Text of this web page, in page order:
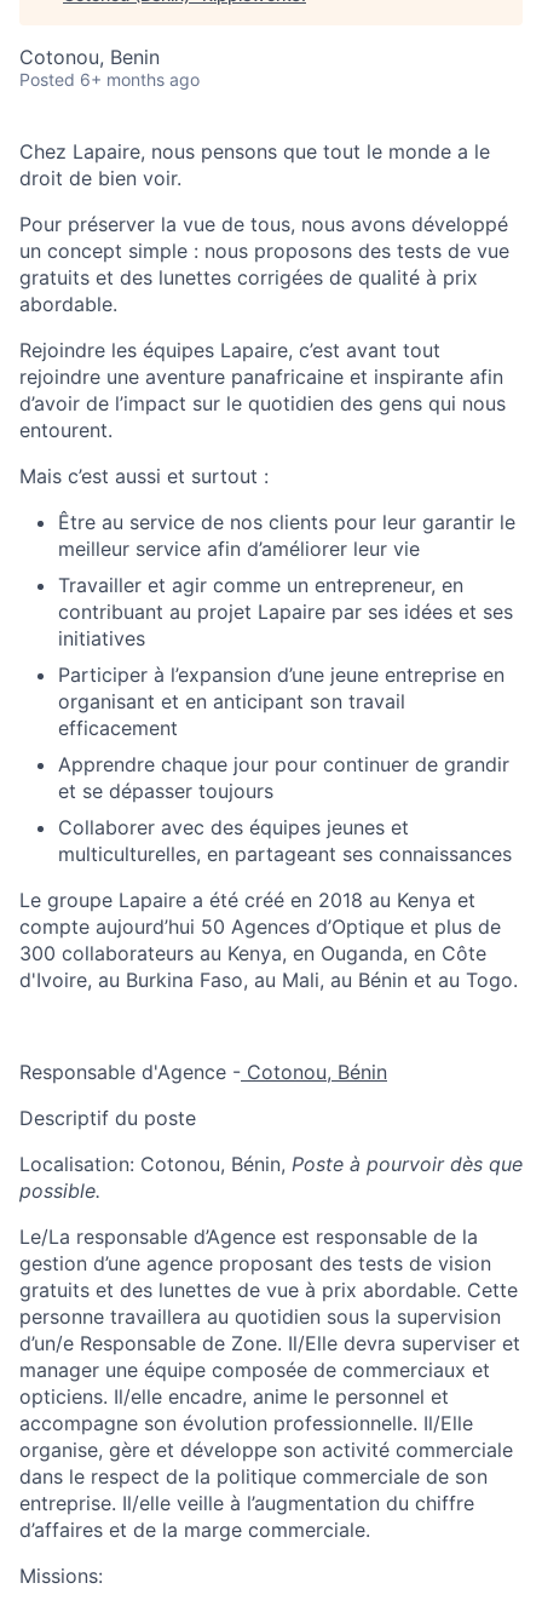
Cotonou, Benin
Posted 6+ months ago
Chez Lapaire, nous pensons que tout le monde a le
droit de bien voir.
Pour préserver la vue de tous, nous avons développé
un concept simple : nous proposons des tests de vue
gratuits et des lunettes corrigées de qualité à prix
abordable.
Rejoindre les équipes Lapaire, c’est avant tout
rejoindre une aventure panafricaine et inspirante afin
d’avoir de l’impact sur le quotidien des gens qui nous
entourent.
Mais c’est aussi et surtout :
Être au service de nos clients pour leur garantir le
meilleur service afin d’améliorer leur vie
Travailler et agir comme un entrepreneur, en
contribuant au projet Lapaire par ses idées et ses
initiatives
Participer à l’expansion d’une jeune entreprise en
organisant et en anticipant son travail
efficacement
Apprendre chaque jour pour continuer de grandir
et se dépasser toujours
Collaborer avec des équipes jeunes et
multiculturelles, en partageant ses connaissances
Le groupe Lapaire a été créé en 2018 au Kenya et
compte aujourd’hui 50 Agences d’Optique et plus de
300 collaborateurs au Kenya, en Ouganda, en Côte
d'Ivoire, au Burkina Faso, au Mali, au Bénin et au Togo.
Responsable d'Agence - Cotonou, Bénin
Descriptif du poste
Localisation: Cotonou, Bénin, Poste à pourvoir dès que
possible.
Le/La responsable d’Agence est responsable de la
gestion d’une agence proposant des tests de vision
gratuits et des lunettes de vue à prix abordable. Cette
personne travaillera au quotidien sous la supervision
d’un/e Responsable de Zone. Il/Elle devra superviser et
manager une équipe composée de commerciaux et
opticiens. Il/elle encadre, anime le personnel et
accompagne son évolution professionnelle. Il/Elle
organise, gère et développe son activité commerciale
dans le respect de la politique commerciale de son
entreprise. Il/elle veille à l’augmentation du chiffre
d’affaires et de la marge commerciale.
Missions: